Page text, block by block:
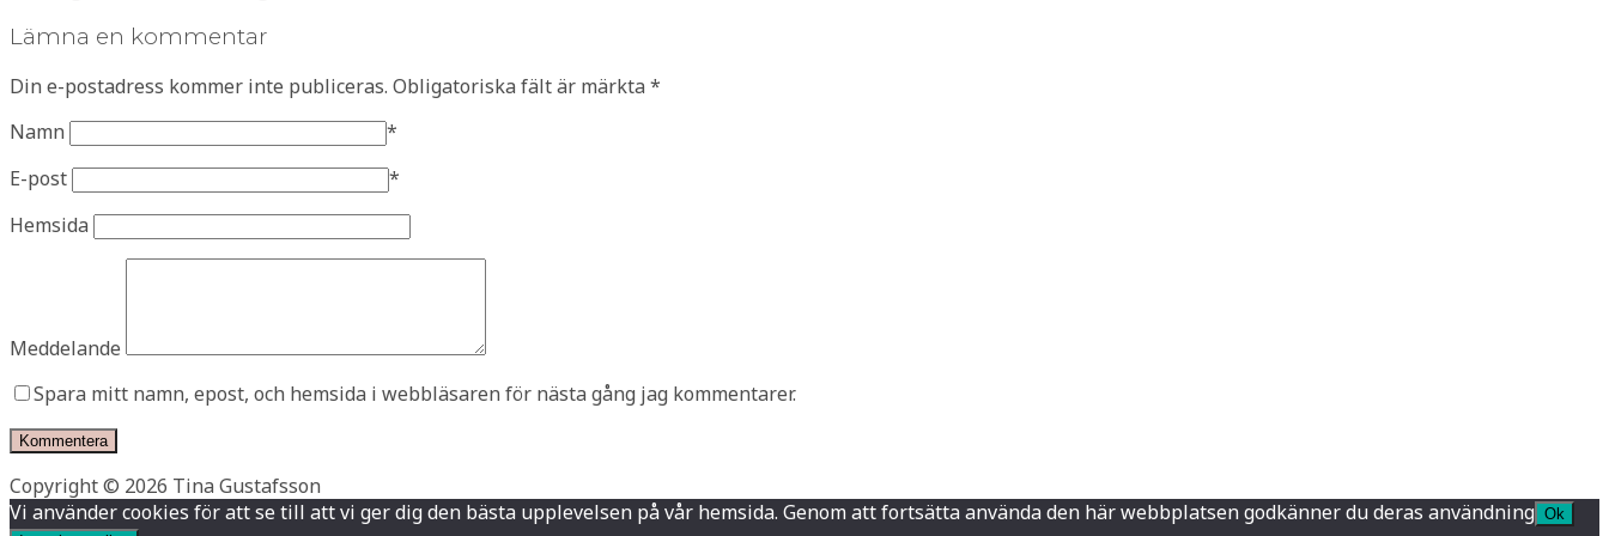
Lämna en kommentar
Din e-postadress kommer inte publiceras. Obligatoriska fält är märkta *
Namn
*
E-post
*
Hemsida
Meddelande
Spara mitt namn, epost, och hemsida i webbläsaren för nästa gång jag kommentarer.
Copyright © 2026 Tina Gustafsson
Vi använder cookies för att se till att vi ger dig den bästa upplevelsen på vår hemsida. Genom att fortsätta använda den här webbplatsen godkänner du deras användning Ok